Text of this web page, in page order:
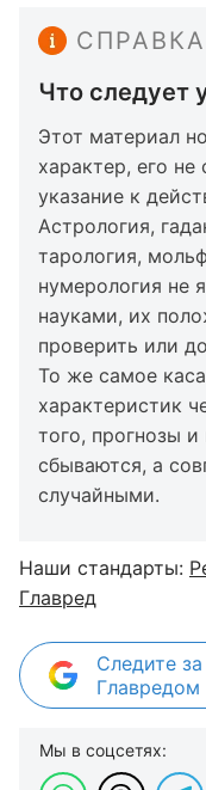
СПРАВКА
Что следует
Этот материал
характер, его не
указание к
Астрология,
тарология,
нумерология не
науками, их
проверить или
То же самое
характеристик
того, прогнозы и
сбываются, а
случайными.
Наши стандарты:
Главред
Следите
Главредом
Мы в соцсетях: